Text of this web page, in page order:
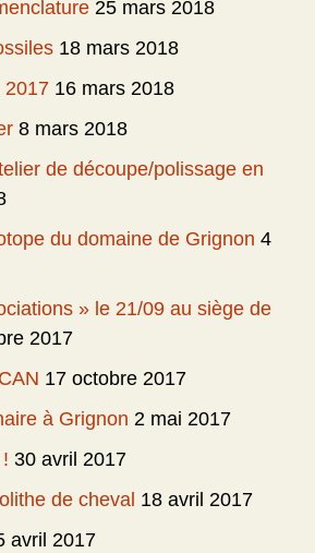
25 mars 2018
18 mars 2018
2017 16 mars 2018
8 mars 2018
de découpe/polissage en
du domaine de Grignon 4
» le 21/09 au siège de
2017
17 octobre 2017
à Grignon 2 mai 2017
30 avril 2017
de cheval 18 avril 2017
avril 2017